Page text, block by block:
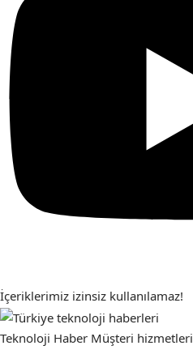
İçeriklerimiz izinsiz kullanılamaz!
Teknoloji Haber Müşteri hizmetleri